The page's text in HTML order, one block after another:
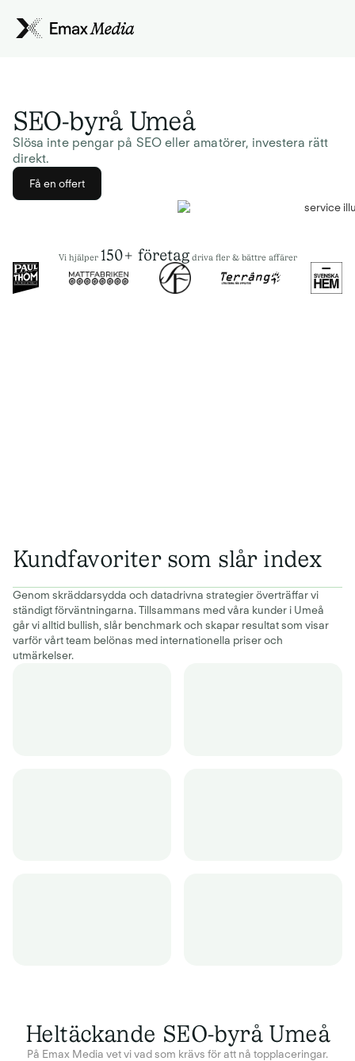
SEO-byrå Umeå
Slösa inte pengar på SEO eller amatörer, investera rätt
direkt.
Få en offert
Vi hjälper 150+ företagdriva fler & bättre affärer
Kundfavoriter som slår index
Genom skräddarsydda och datadrivna strategier överträffar vi
ständigt förväntningarna. Tillsammans med våra kunder i Umeå
går vi alltid bullish, slår benchmark och skapar resultat som visar
varför vårt team belönas med internationella priser och
utmärkelser.
Heltäckande SEO-byrå Umeå
På Emax Media vet vi vad som krävs för att nå topplaceringar.